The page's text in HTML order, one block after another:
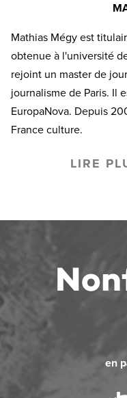
Mathias Mégy est
obtenue à l'université
rejoint un master de
journalisme de Paris. Il
EuropaNova. Depuis
France culture.
LIRE
en